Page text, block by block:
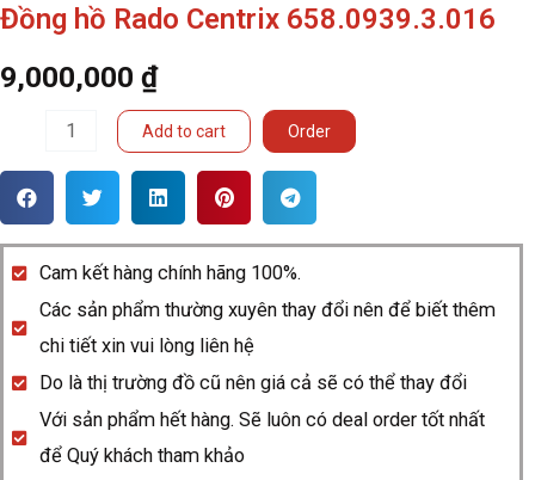
Đồng hồ Rado Centrix 658.0939.3.016
9,000,000 ₫
Rado
658.0939.3.016
quantity
Add to cart Order
Cam kết hàng chính hãng 100%.
Các sản phẩm thường xuyên thay đổi nên để biết thêm
chi tiết xin vui lòng liên hệ
Do là thị trường đồ cũ nên giá cả sẽ có thể thay đổi
Với sản phẩm hết hàng. Sẽ luôn có deal order tốt nhất
để Quý khách tham khảo